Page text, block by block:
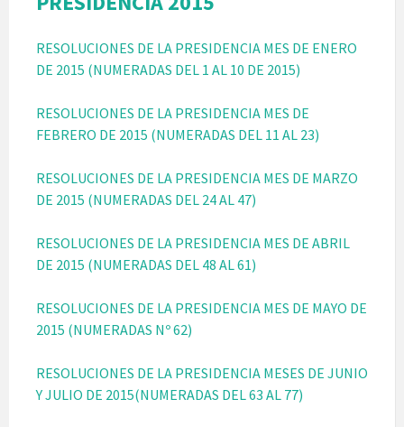
RESOLUCIONES DE LA PRESIDENCIA MES DE ENERO
DE 2015 (NUMERADAS DEL 1 AL 10 DE 2015)
RESOLUCIONES DE LA PRESIDENCIA MES DE
FEBRERO DE 2015 (NUMERADAS DEL 11 AL 23)
RESOLUCIONES DE LA PRESIDENCIA MES DE MARZO
DE 2015 (NUMERADAS DEL 24 AL 47)
RESOLUCIONES DE LA PRESIDENCIA MES DE ABRIL
DE 2015 (NUMERADAS DEL 48 AL 61)
RESOLUCIONES DE LA PRESIDENCIA MES DE MAYO DE
2015 (NUMERADAS Nº 62)
RESOLUCIONES DE LA PRESIDENCIA MESES DE JUNIO
Y JULIO DE 2015(NUMERADAS DEL 63 AL 77)